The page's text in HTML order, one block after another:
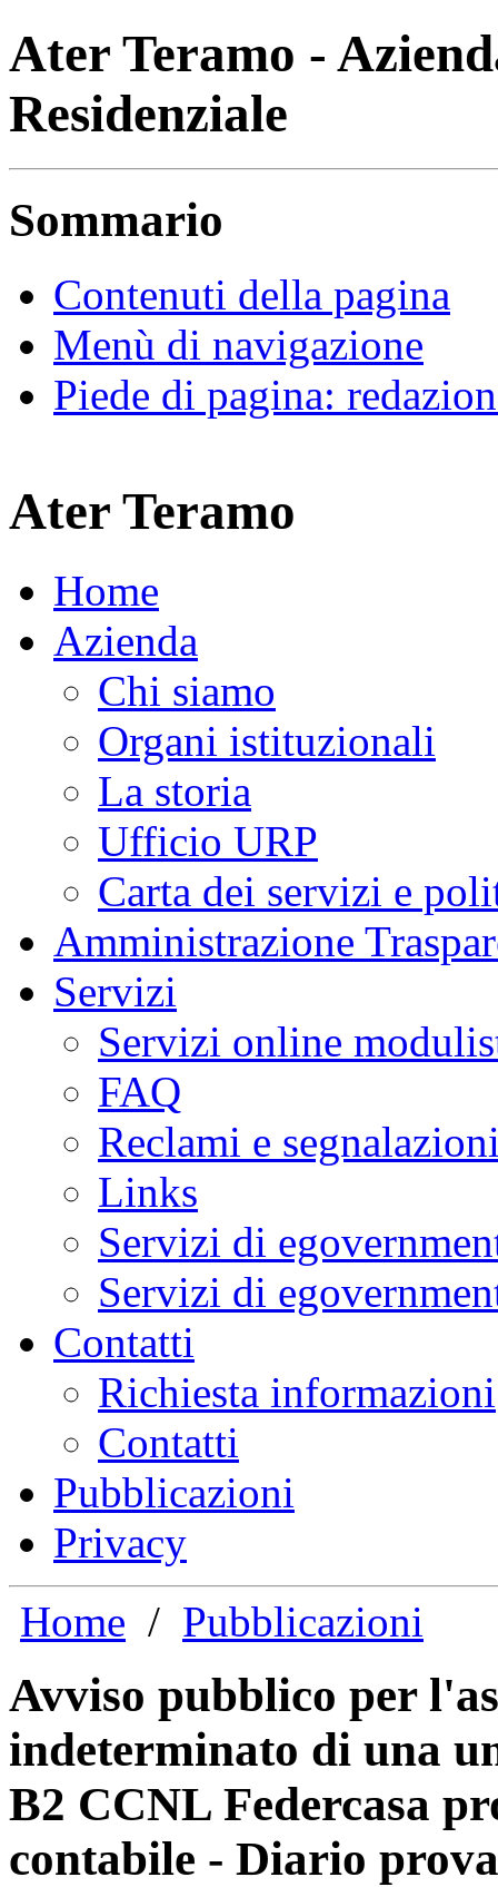
Ater Teramo -
Residenziale
Sommario
Contenuti della pagina
Menù di navigazione
Piede di pagina:
Ater Teramo
Home
Azienda
Chi siamo
Organi istituzionali
La storia
Ufficio URP
Carta dei servizi e
Amministrazione
Servizi
Servizi online
FAQ
Reclami e
Links
Servizi di
Servizi di
Contatti
Richiesta informazioni
Contatti
Pubblicazioni
Privacy
Home / Pubblicazioni
Avviso pubblico per
indeterminato di una
B2 CCNL Federcasa
contabile - Diario